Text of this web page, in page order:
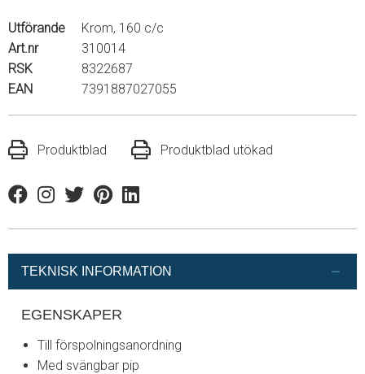
Utförande
Krom, 160 c/c
Art.nr
310014
RSK
8322687
EAN
7391887027055
Produktblad Produktblad utökad
FacebookInstagram
TwitterPinterestLinkedin
TEKNISK INFORMATION
EGENSKAPER
Till förspolningsanordning
Med svängbar pip